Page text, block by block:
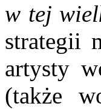
w tej
strategii
artysty
(także